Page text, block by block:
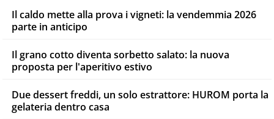
Il caldo mette alla prova i vigneti: la vendemmia 2026
parte in anticipo
Il grano cotto diventa sorbetto salato: la nuova
proposta per l'aperitivo estivo
Due dessert freddi, un solo estrattore: HUROM porta la
gelateria dentro casa